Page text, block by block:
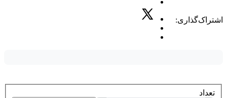
اشتراک‌گذاری:
تعداد